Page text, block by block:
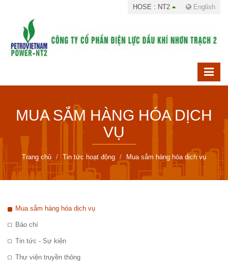
HOSE : NT2 English
MUA SẮM HÀNG HÓA DỊCH
VỤ
Trang chủ Tin tức hoạt động Mua sắm hàng hóa dịch vụ
Mua sắm hàng hóa dịch vụ
Báo chí
Tin tức - Sự kiện
Thư viện truyền thông